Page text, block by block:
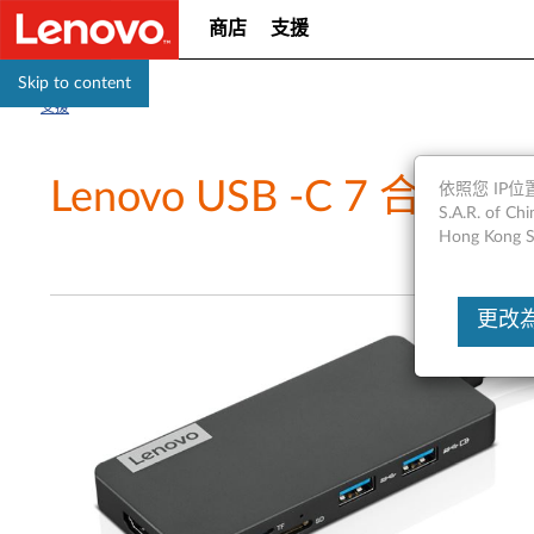
Skip to content
商店 支援
支援
Lenovo USB -C 7 合 1依照您 IP位
S.A.R. of
Hong Kong
更改